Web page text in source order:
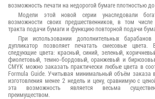
возможность печати на недорогой бумаге плотностью
Модели этой новой серии унаследовали
возможности своих предшественников, в том
тракта подачи бумаги и функцию повторной подачи
При использовании дополнительных
дупликатор позволяет печатать смесовые
следующие цвета: красный, синий, зеленый,
фиолетовый, темно-бордовый, оранжевый и
CMYK можно заказать практически любые цвета в
Formula Guide. Учитывая минимальный объём заказа
изготовления менее 2 недель и цену, сравнимую с
эта возможность является весьма
преимуществом.